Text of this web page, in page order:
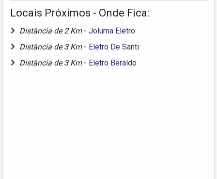
Locais Próximos - Onde Fica:
Distância de 2 Km - Joluma Eletro
Distância de 3 Km - Eletro De Santi
Distância de 3 Km - Eletro Beraldo